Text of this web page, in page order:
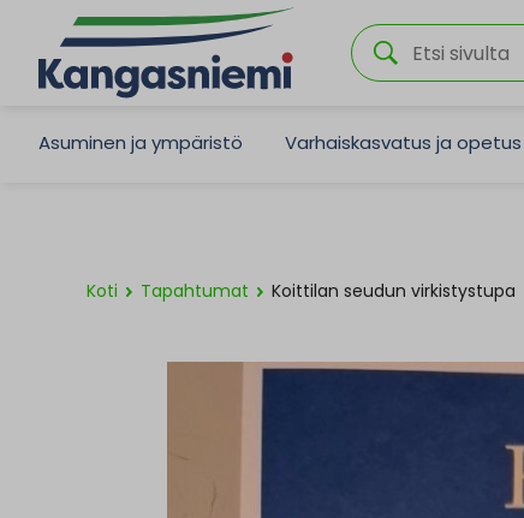
Asuminen ja ympäristö Varhaiskasvatus ja opetus
Koti Tapahtumat Koittilan seudun virkistystupa